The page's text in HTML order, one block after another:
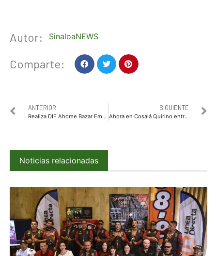
Autor: SinaloaNEWS
Comparte:
ANTERIOR
Realiza DIF Ahome Bazar Emprendamos Juntos en la Plazuela 27 de Septiembre
SIGUIENTE
Ahora en Cosalá Quirino entrega 200 becas de transporte
Noticias relacionadas